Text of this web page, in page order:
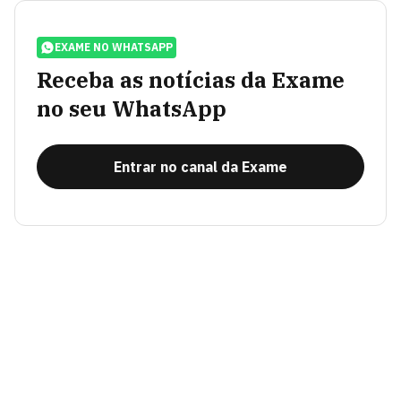
EXAME NO WHATSAPP
Receba as notícias da Exame
no seu WhatsApp
Entrar no canal da Exame